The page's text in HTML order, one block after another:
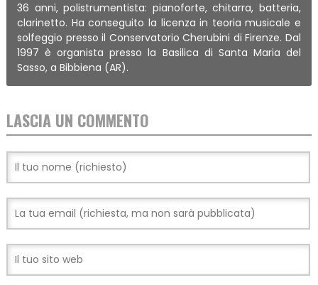
36 anni, polistrumentista: pianoforte, chitarra, batteria,
clarinetto. Ha conseguito la licenza in teoria musicale e
solfeggio presso il Conservatorio Cherubini di Firenze. Dal
1997 è organista presso la Basilica di Santa Maria del
Sasso, a Bibbiena (AR).
LASCIA UN COMMENTO